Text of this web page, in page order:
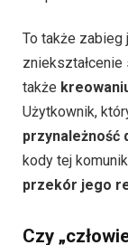
To także zabieg
zniekształcenie
także
Użytkownik,
przynależność
kody tej
przekór jego
Czy